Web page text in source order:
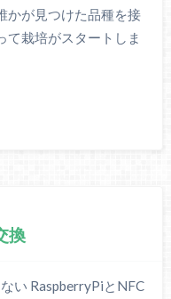
かが見つけた品種を接
て栽培がスタートしま
換
い RaspberryPiとNFC